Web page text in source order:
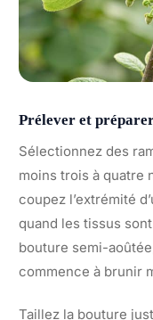
Prélever et
Sélectionnez des
moins trois à quatre
coupez l’extrémité
quand les tissus
bouture semi-
commence à brunir
Taillez la bouture